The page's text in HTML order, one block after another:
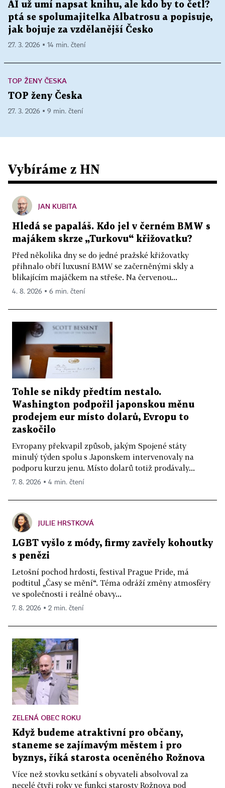
AI už umí napsat knihu, ale kdo by to četl?
ptá se spolumajitelka Albatrosu a popisuje,
jak bojuje za vzdělanější Česko
27. 3. 2026 ▪ 14 min. čtení
TOP ŽENY ČESKA
TOP ženy Česka
27. 3. 2026 ▪ 9 min. čtení
Vybíráme z HN
JAN KUBITA
Hledá se papaláš. Kdo jel v černém BMW s
majákem skrze „Turkovu“ křižovatku?
Před několika dny se do jedné pražské křižovatky
přihnalo obří luxusní BMW se začerněnými skly a
blikajícím majáčkem na střeše. Na červenou...
4. 8. 2026 ▪ 6 min. čtení
Tohle se nikdy předtím nestalo.
Washington podpořil japonskou měnu
prodejem eur místo dolarů, Evropu to
zaskočilo
Evropany překvapil způsob, jakým Spojené státy
minulý týden spolu s Japonskem intervenovaly na
podporu kurzu jenu. Místo dolarů totiž prodávaly...
7. 8. 2026 ▪ 4 min. čtení
JULIE HRSTKOVÁ
LGBT vyšlo z módy, firmy zavřely kohoutky
s penězi
Letošní pochod hrdosti, festival Prague Pride, má
podtitul „Časy se mění“. Téma odráží změny atmosféry
ve společnosti i reálné obavy...
7. 8. 2026 ▪ 2 min. čtení
ZELENÁ OBEC ROKU
Když budeme atraktivní pro občany,
staneme se zajímavým městem i pro
byznys, říká starosta oceněného Rožnova
Více než stovku setkání s obyvateli absolvoval za
necelé čtyři roky ve funkci starosty Rožnova pod